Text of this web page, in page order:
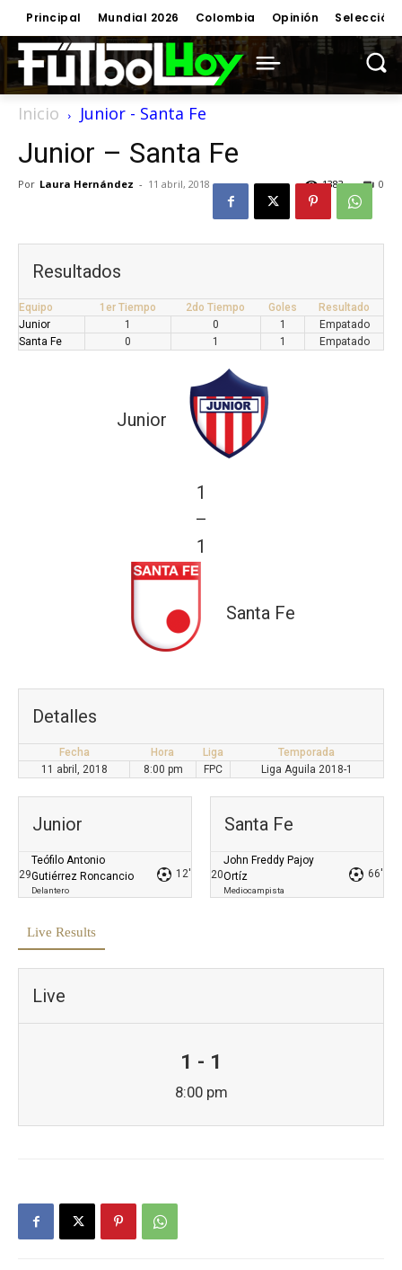
Principal Mundial 2026 Colombia Opinión Selección
Inicio Junior - Santa Fe
Junior – Santa Fe
Por Laura Hernández - 11 abril, 2018 0
1383
Resultados
Equipo 1er Tiempo 2do Tiempo Goles
Resultado
Junior
1 0 1
Empatado
Santa Fe
0 1 1 Empatado
Junior
1
—
1
Santa Fe
Detalles
Fecha Hora Liga
Temporada
11 abril, 2018
8:00 pm FPC Liga Aguila 2018-1
Junior
29
Teófilo Antonio
Gutiérrez Roncancio
Delantero
12'
Santa Fe
20
John Freddy Pajoy
Ortíz
Mediocampista
66'
Live Results
Live
1 - 1
8:00 pm